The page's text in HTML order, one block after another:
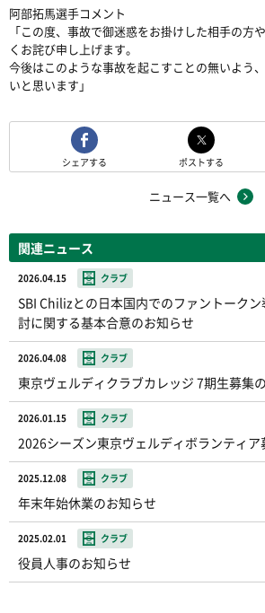
阿部拓馬選手コメント
「この度、事故で御迷惑をお掛けした相手の方
くお詫び申し上げます。
今後はこのような事故を起こすことの無いよう
いと思います」
シェアする ポストする
ニュース一覧へ
関連ニュース
2026.04.15 クラブ
SBI Chilizとの日本国内でのファントーク
討に関する基本合意のお知らせ
2026.04.08 クラブ
東京ヴェルディクラブカレッジ 7期生募集
2026.01.15 クラブ
2026シーズン東京ヴェルディボランティア
2025.12.08 クラブ
年末年始休業のお知らせ
2025.02.01 クラブ
役員人事のお知らせ